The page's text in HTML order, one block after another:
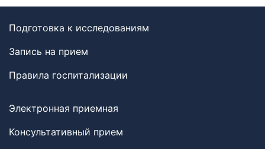
Подготовка к исследованиям
Запись на прием
Правила госпитализации
Электронная приемная
Консультативный прием